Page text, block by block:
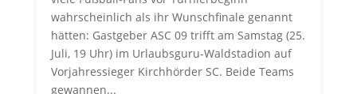
wahrscheinlich als ihr Wunschfinale genannt
hätten: Gastgeber ASC 09 trifft am Samstag (25.
Juli, 19 Uhr) im Urlaubsguru-Waldstadion auf
Vorjahressieger Kirchhörder SC. Beide Teams
gewannen...